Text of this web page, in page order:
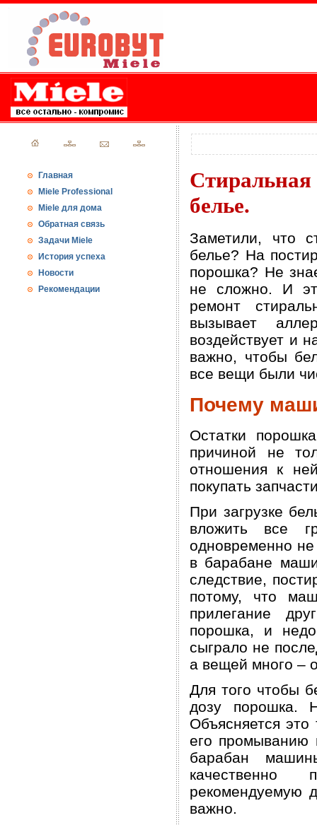
Главная
Miele Professional
Miele для дома
Обратная связь
Задачи Miele
История успеха
Новости
Рекомендации
белье.
Заметили, что
белье? На
порошка? Не
не сложно. И
ремонт
вызывает
воздействует и
важно, чтобы
все вещи были
Почему
Остатки
причиной не
отношения к
покупать
При загрузке
вложить все
одновременно
в барабане
следствие,
потому, что
прилегание
порошка, и
сыграло не
а вещей много –
Для того чтобы
дозу порошка.
Объясняется
его промыванию
барабан
качественно
рекомендуемую
важно.